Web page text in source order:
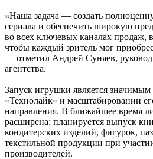
«Наша задача — создать
сериала и обеспечить широкую
во всех ключевых каналах продаж,
чтобы каждый зритель мог
— отметил Андрей Суняев,
агентства.
Запуск игрушки является
«Технолайк» и масштабировании
направления. В ближайшее время
расширена: планируется выпуск
кондитерских изделий, фигурок,
текстильной продукции при
производителей.